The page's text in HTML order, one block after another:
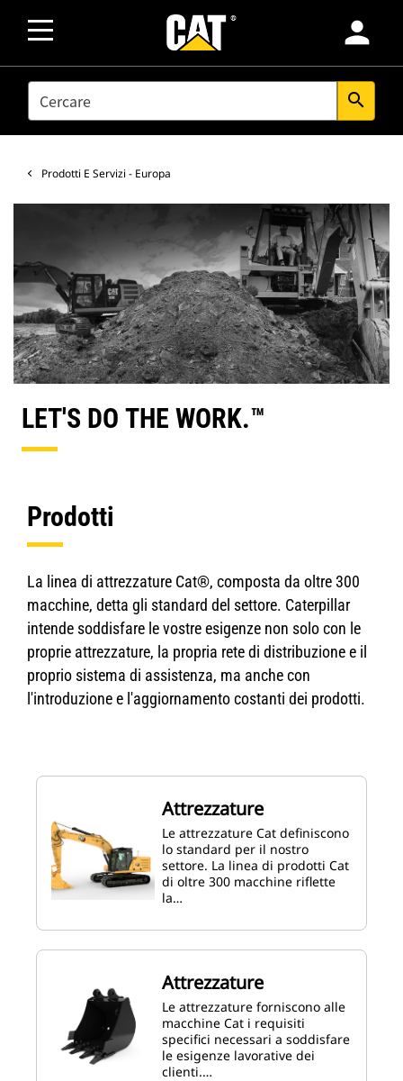
person
SEARCH search
Prodotti E Servizi - Europa
LET'S DO THE WORK.™
Prodotti
La linea di attrezzature Cat®, composta da oltre 300
macchine, detta gli standard del settore. Caterpillar
intende soddisfare le vostre esigenze non solo con le
proprie attrezzature, la propria rete di distribuzione e il
proprio sistema di assistenza, ma anche con
l'introduzione e l'aggiornamento costanti dei prodotti.
Attrezzature
Le attrezzature Cat definiscono
lo standard per il nostro
settore. La linea di prodotti Cat
di oltre 300 macchine riflette
la…
Attrezzature
Le attrezzature forniscono alle
macchine Cat i requisiti
specifici necessari a soddisfare
le esigenze lavorative dei
clienti.…